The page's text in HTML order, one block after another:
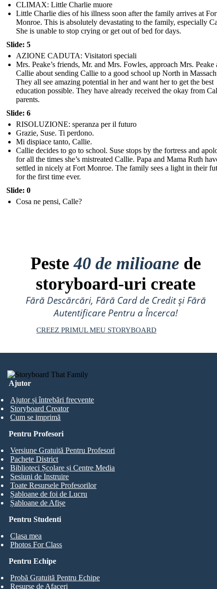
CLIMAX: Little Charlie muore
Little Charlie dies of his illness soon after the family arrives at
Monroe. This is absolutely devastating to the family, especially
She is unable to stop crying or get out of bed for days.
Slide: 5
AZIONE CADUTA: Visitatori speciali
Mrs. Peake’s friends, Mr. and Mrs. Fowles, approach Mrs. Peake
Callie about sending Callie to a good school up North in
They all see amazing potential in her and want her to get the best
education possible. They have already received the okay from
parents.
Slide: 6
RISOLUZIONE: speranza per il futuro
Grazie, Suse. Ti perdono.
Mi dispiace tanto, Callie.
Callie decides to go to school. Suse stops by the fortress and
for all the times she’s mistreated Callie. Papa and Mama Ruth
settled in nicely at Fort Monroe. The family sees a light in their
for the first time ever.
Slide: 0
Cosa ne pensi, Calle?
Peste40 de milioane de
storyboard-uri create
Fără Descărcări, Fără Card de Credit și Fără
Autentificare Pentru a Încerca!
CREEZ PRIMUL MEU STORYBOARD
Ajutor
Ajutor și întrebări frecvente
Storyboard Creator
Cum se imprimă
Pentru Studenti
Clasa mea
Photos For Class
Pentru Profesori
Versiune Gratuită Pentru Profesori
Pachete District
Biblioteci Școlare și Centre Media
Sesiuni de Instruire
Toate Resursele Profesorilor
Șabloane de foi de Lucru
Șabloane de Afișe
Pentru Echipe
Probă Gratuită Pentru Echipe
Resurse de Afaceri